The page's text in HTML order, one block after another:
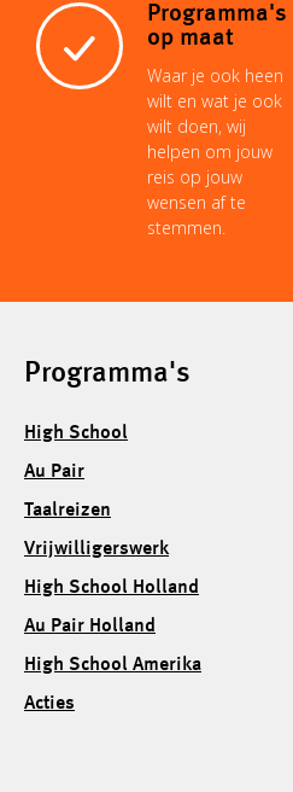
Programma's
op maat
Waar je ook heen
wilt en wat je ook
wilt doen, wij
helpen om jouw
reis op jouw
wensen af te
stemmen.
Programma's
High School
Au Pair
Taalreizen
Vrijwilligerswerk
High School Holland
Au Pair Holland
High School Amerika
Acties